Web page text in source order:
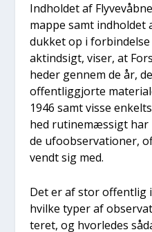
Ind­hol­det af
map­pe samt ind­hol­det
duk­ket op i
aktind­sigt, viser, at
he­der gen­nem de år,
offent­lig­gjor­te
1946 samt vis­se
hed ruti­ne­mæs­sigt
de ufoob­ser­va­tio­ner,
vendt sig med.
Det er af stor offent­lig
hvil­ke typer af
te­ret, og hvor­le­des